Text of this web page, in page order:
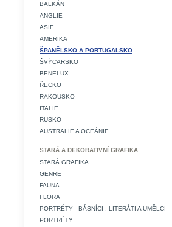
BALKÁN
ANGLIE
ASIE
AMERIKA
ŠPANĚLSKO A PORTUGALSKO
ŠVÝCARSKO
BENELUX
ŘECKO
RAKOUSKO
ITALIE
RUSKO
AUSTRALIE A OCEÁNIE
STARÁ A DEKORATIVNÍ GRAFIKA
STARÁ GRAFIKA
GENRE
FAUNA
FLORA
PORTRÉTY - BÁSNÍCI , LITERÁTI A UMĚLCI
PORTRÉTY